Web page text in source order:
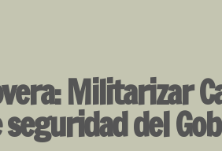
Militarizar
del